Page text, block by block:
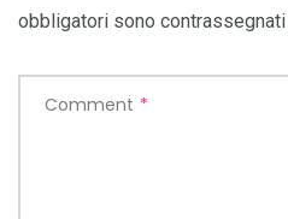
obbligatori sono contrassegnati
Comment *